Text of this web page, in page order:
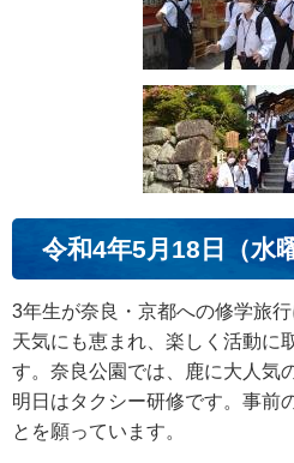
令和4年5月18日（水
3年生が奈良・京都への修学旅行
天気にも恵まれ、楽しく活動に
す。奈良公園では、鹿に大人気
明日はタクシー研修です。事前
とを願っています。